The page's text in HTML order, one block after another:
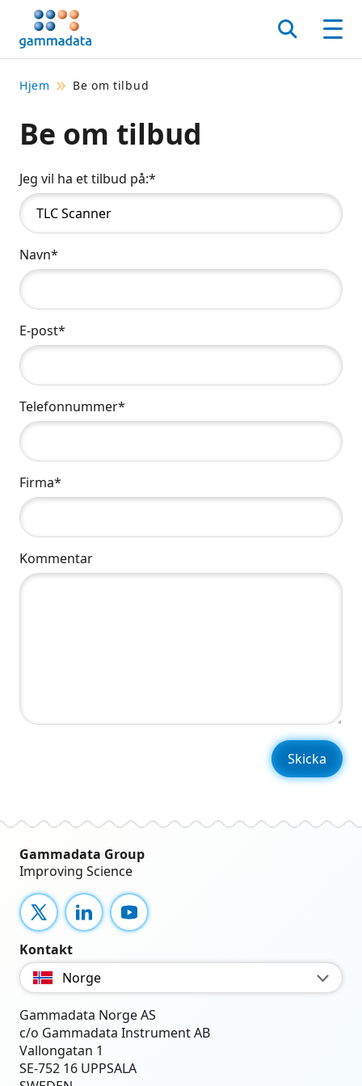
Hopp
hovedinnholdett
Søk
Hjem Be om tilbud
Be om tilbud
Jeg vil ha et tilbud på:*
Navn*
E-post*
Telefonnummer*
Firma*
Kommentar
Gammadata Group
Improving Science
X LinkedInYouTube
Kontakt
Norge
Gammadata Norge AS
c/o Gammadata Instrument AB
Vallongatan 1
SE-752 16 UPPSALA